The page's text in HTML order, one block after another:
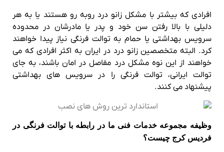
افرادی که بیشتر با مشکل زانو درد روبه رو هستند یا به هر
دلیلی با بالا رفتن سن خود و پدر یا مادرشان در محدوده
سرویس بهداشتی یا حمام به توالت فرنگی نیاز پیدا خواهند
کرد. البته متخصصین زانو درد در ایران به اکثر افرادی که می
خواهند از این نوه مشکل درد مفاصل در امان باشند، به جای
توالت ایرانی، توالت فرنگی را در سرویس های بهداشتی
پیشنهاد می کنند.
وظیفه مجموعه خدمات فنی ما در رابطه با توالت فرنگی در
فردیس کرج چیست؟